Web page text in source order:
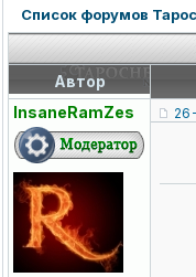
Список форумов
Автор
InsaneRamZes